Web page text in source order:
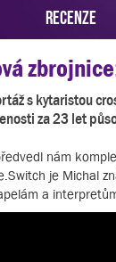
RECENZE
s kytaristou
za 23 let
nám
je Michal
a